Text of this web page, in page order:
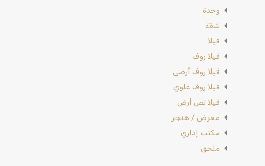
وحدة
شقة
فيلا
فيلا روف
فيلا روف أرضي
فيلا روف علوي
فيلا نص أرض
معرض / هنجر
مكتب إداري
ملحق